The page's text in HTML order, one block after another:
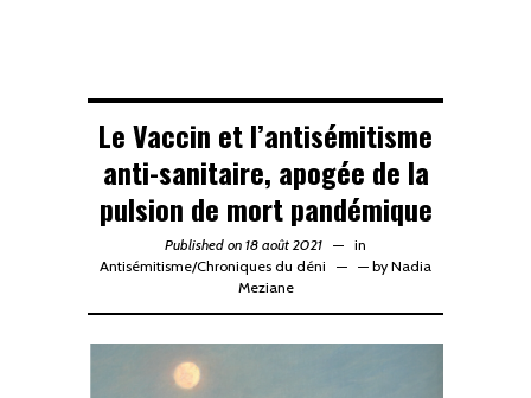
Le Vaccin et l’antisémitisme
anti-sanitaire, apogée de la
pulsion de mort pandémique
Published on 18 août 2021
in
Antisémitisme/Chroniques du déni — by Nadia
Meziane